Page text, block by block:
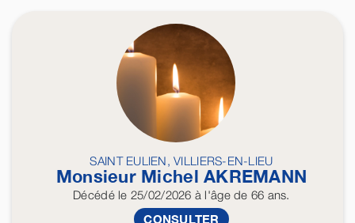
SAINT EULIEN, VILLIERS-EN-LIEU
Monsieur MichelAKREMANN
Décédéle 25/02/2026 à l'âge de 66 ans.
CONSULTER